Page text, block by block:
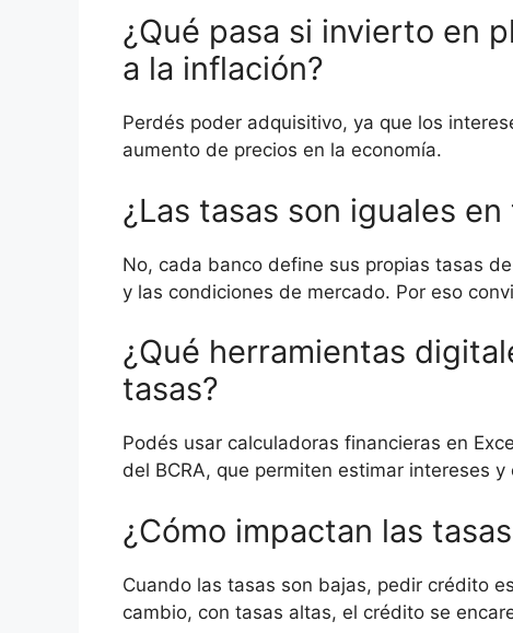
¿Qué pasa si invierto en
a la inflación?
Perdés poder adquisitivo, ya que los
aumento de precios en la economía.
¿Las tasas son iguales
No, cada banco define sus propias tasas
y las condiciones de mercado. Por eso
¿Qué herramientas
tasas?
Podés usar calculadoras financieras en
del BCRA, que permiten estimar intereses
¿Cómo impactan las
Cuando las tasas son bajas, pedir crédito
cambio, con tasas altas, el crédito se